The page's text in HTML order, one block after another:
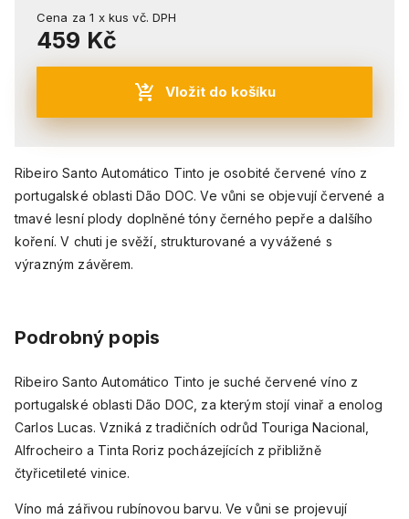
Cena za1 x kus vč. DPH
459 Kč
Vložit do košíku
Ribeiro Santo Automático Tinto je osobité červené víno z
portugalské oblasti Dão DOC. Ve vůni se objevují červené a
tmavé lesní plody doplněné tóny černého pepře a dalšího
koření. V chuti je svěží, strukturované a vyvážené s
výrazným závěrem.
Podrobný popis
Ribeiro Santo Automático Tinto je suché červené víno z
portugalské oblasti Dão DOC, za kterým stojí vinař a enolog
Carlos Lucas. Vzniká z tradičních odrůd Touriga Nacional,
Alfrocheiro a Tinta Roriz pocházejících z přibližně
čtyřicetileté vinice.
Víno má zářivou rubínovou barvu. Ve vůni se projevují